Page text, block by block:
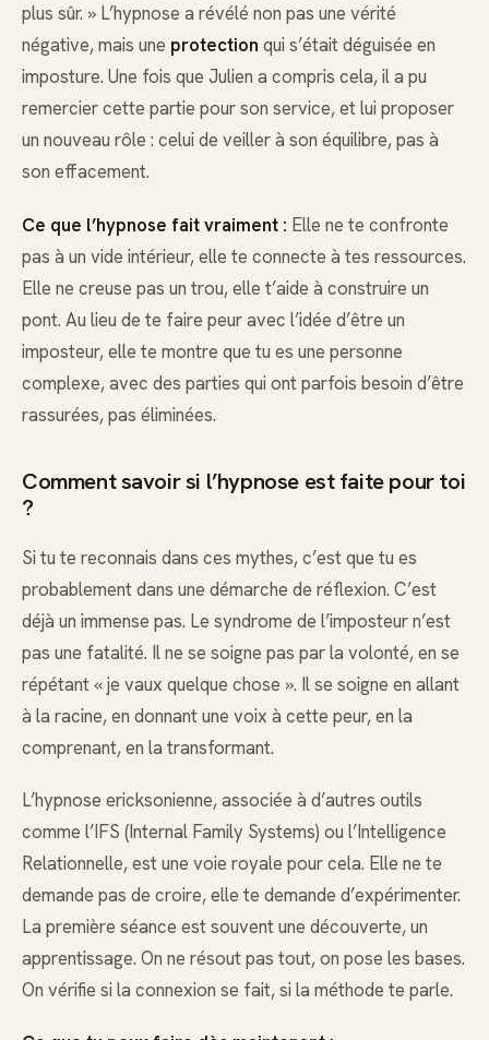
plus sûr. » L’hypnose a révélé non pas une vérité
négative, mais une protection qui s’était déguisée en
imposture. Une fois que Julien a compris cela, il a pu
remercier cette partie pour son service, et lui proposer
un nouveau rôle : celui de veiller à son équilibre, pas à
son effacement.
Ce que l’hypnose fait vraiment : Elle ne te confronte
pas à un vide intérieur, elle te connecte à tes ressources.
Elle ne creuse pas un trou, elle t’aide à construire un
pont. Au lieu de te faire peur avec l’idée d’être un
imposteur, elle te montre que tu es une personne
complexe, avec des parties qui ont parfois besoin d’être
rassurées, pas éliminées.
Comment savoir si l’hypnose est faite pour toi
?
Si tu te reconnais dans ces mythes, c’est que tu es
probablement dans une démarche de réflexion. C’est
déjà un immense pas. Le syndrome de l’imposteur n’est
pas une fatalité. Il ne se soigne pas par la volonté, en se
répétant « je vaux quelque chose ». Il se soigne en allant
à la racine, en donnant une voix à cette peur, en la
comprenant, en la transformant.
L’hypnose ericksonienne, associée à d’autres outils
comme l’IFS (Internal Family Systems) ou l’Intelligence
Relationnelle, est une voie royale pour cela. Elle ne te
demande pas de croire, elle te demande d’expérimenter.
La première séance est souvent une découverte, un
apprentissage. On ne résout pas tout, on pose les bases.
On vérifie si la connexion se fait, si la méthode te parle.